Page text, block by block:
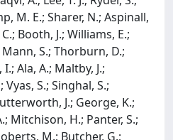
M. E.; Sharer, N.; Aspinall,
Booth, J.; Williams, E.;
S.; Thorburn, D.;
Ala, A.; Maltby, J.;
S.; Singhal, S.;
J.; George, K.;
Mitchison, H.; Panter, S.;
M.; Butcher, G.;